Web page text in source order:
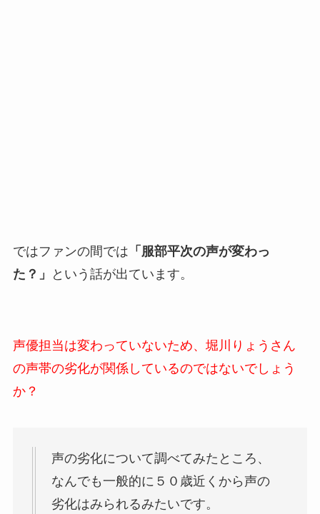
ではファンの間では 「服部平次の声が変わっ
た？」
という話が出ています。
声優担当は変わっていないため、堀川りょうさん
の声帯の劣化が関係しているのではないでしょう
か？
声の劣化について調べてみたところ、
なんでも一般的に５０歳近くから声の
劣化はみられるみたいです。